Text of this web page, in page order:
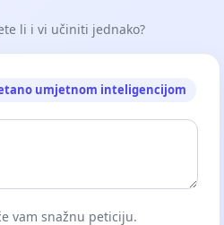
li i vi učiniti jednako?
umjetnom inteligencijom
vam snažnu peticiju.